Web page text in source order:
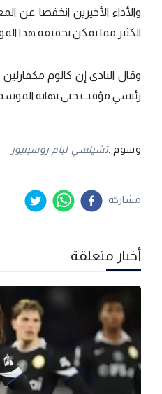
والأداء الأخيرين انخفضا عن
الكثير مما يمكن تحقيقه هذا
وقال النادي إن كالوم
رئيسي مؤقت حتى نهاية
وسوم :تشيلسي ليام روسينيور
مشاركة
أخبار متعلقة